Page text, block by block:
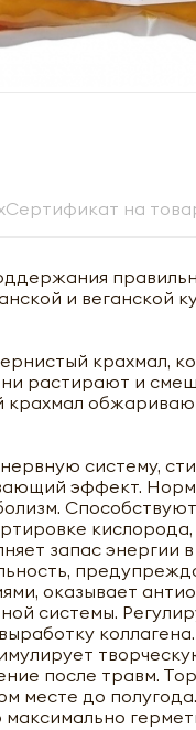
Сертификат на
и веганской
крахмал,
растирают и
систему,
эффект.
запас энергии
оказывает
системы.
коллагена.
после травм.
месте до